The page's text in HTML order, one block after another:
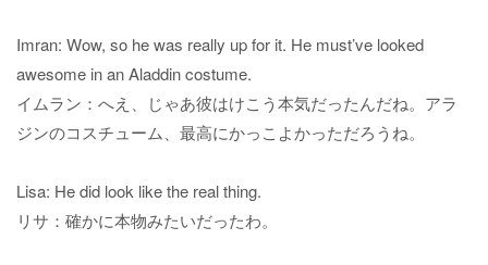
Imran: Wow, so he was really up for it. He must’ve looked
awesome in an Aladdin costume.
イムラン：へえ、じゃあ彼はけこう本気だったんだね。アラ
ジンのコスチューム、最高にかっこよかっただろうね。
Lisa: He did look like the real thing.
リサ：確かに本物みたいだったわ。